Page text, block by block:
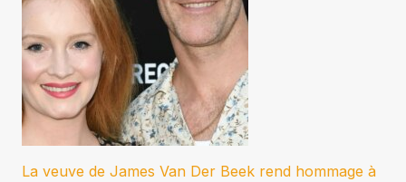
La veuve de James Van Der Beek rend hommage à